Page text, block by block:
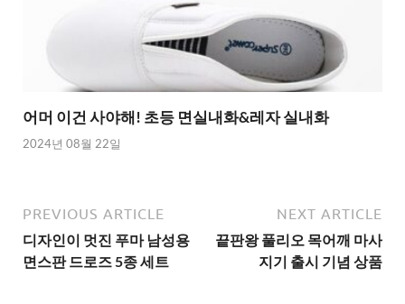
어머 이건 사야해! 초등 면실내화&레자 실내화
2024년 08월 22일
PREVIOUS ARTICLE
디자인이 멋진 푸마 남성용
면스판 드로즈 5종 세트
NEXT ARTICLE
끝판왕 풀리오 목어깨 마사
지기 출시 기념 상품